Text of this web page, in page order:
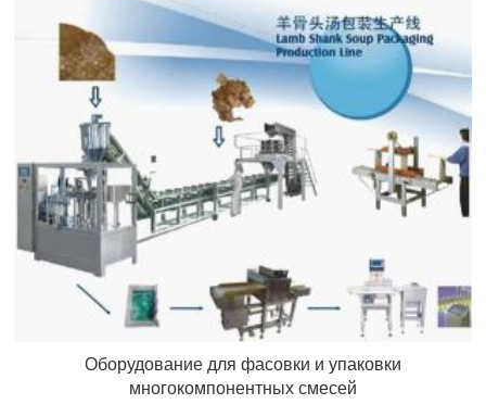
Оборудование для фасовки и упаковки
многокомпонентных смесей